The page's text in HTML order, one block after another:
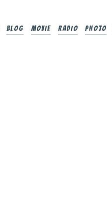
Blog Movie Radio Photo